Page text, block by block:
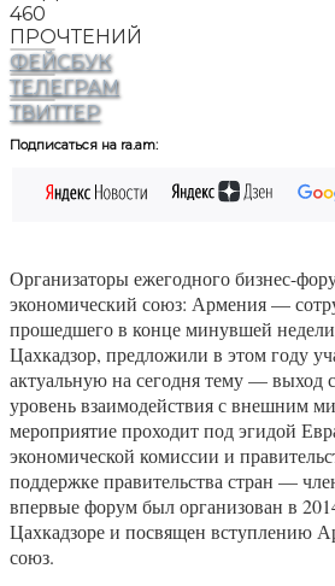
460
ПРОЧТЕНИЙ
ФЕЙСБУК
ТЕЛЕГРАМ
ТВИТТЕР
Подписаться на ra.am:
Организаторы ежегодного бизнес-
экономический союз: Армения —
прошедшего в конце минувшей
Цахкадзор, предложили в этом году
актуальную на сегодня тему —
уровень взаимодействия с внешним
мероприятие проходит под эгидой
экономической комиссии и
поддержке правительства стран —
впервые форум был организован в
Цахкадзоре и посвящен вступлению
союз.